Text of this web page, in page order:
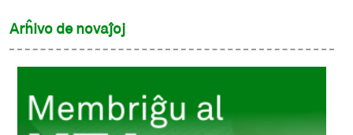
Arĥivo de novaĵoj